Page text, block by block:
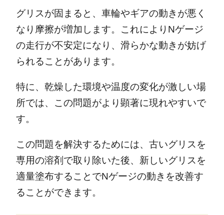
グリスが固まると、車輪やギアの動きが悪く
なり摩擦が増加します。これによりNゲージ
の走行が不安定になり、滑らかな動きが妨げ
られることがあります。
特に、乾燥した環境や温度の変化が激しい場
所では、この問題がより顕著に現れやすいで
す。
この問題を解決するためには、古いグリスを
専用の溶剤で取り除いた後、新しいグリスを
適量塗布することでNゲージの動きを改善す
ることができます。